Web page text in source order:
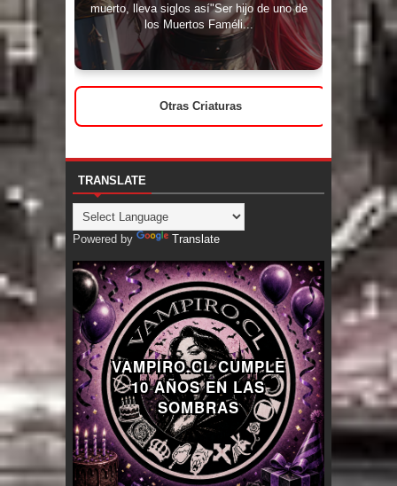
muerto, lleva siglos así"Ser hijo de uno de
los Muertos Faméli...
Otras Criaturas
TRANSLATE
Powered by Translate
VAMPIRO.CL CUMPLE
10 AÑOS EN LAS
SOMBRAS